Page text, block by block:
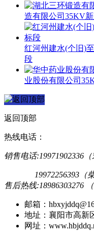
造有限公司35KV
红河州建水(个旧)
段
业股份有限公司
返回顶部
热线电话：
销售电话:19971902336（
19972256393（柴
售后热线:18986303276
邮箱：
地址：襄阳市高新
网址：